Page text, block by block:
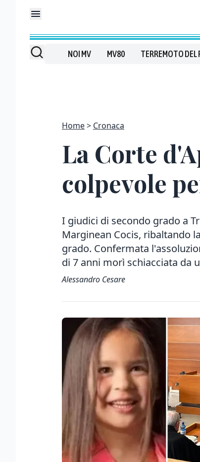
NOI MV MV80 TERREMOTO DEL
Home Cronaca
La Corte
colpevole
I giudici di secondo grado a
Marginean Cocis, ribaltando
grado. Confermata
di 7 anni morì schiacciata da
Alessandro Cesare